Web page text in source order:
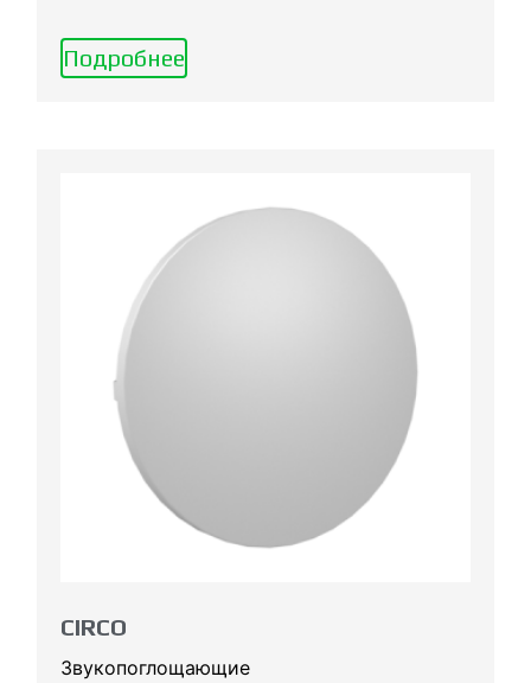
Подробнее
CIRCO
Звукопоглощающие